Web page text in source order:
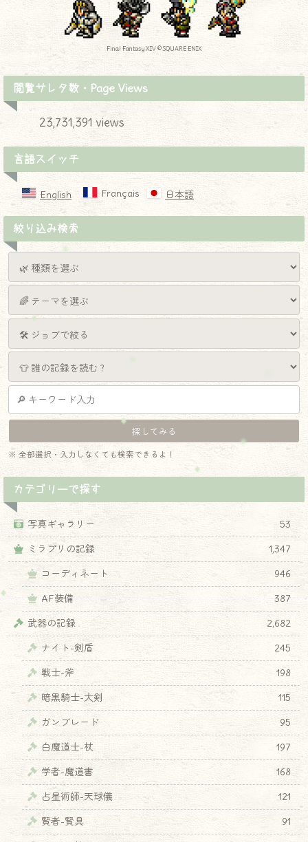
Final Fantasy XIV © SQUARE ENIX
閲覧サレタ数・Page Views
23,731,391 views
言語スイッチ
English Français 日本語
絞り込み検索
※ 全部選択・入力しなくても検索できるよ！
カテゴリーで探す
写真ギャラリー
53
ミラプリの記録
1,347
コーディネート
946
AF装備
387
武器の記録
2,682
ナイト-剣盾
245
戦士-斧
198
暗黒騎士-大剣
115
ガンブレード
95
白魔道士-杖
197
学者-魔道書
168
占星術師-天球儀
121
賢者-賢具
91